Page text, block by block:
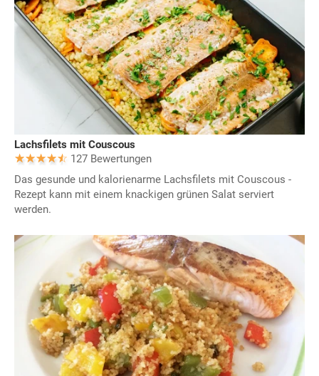
Lachsfilets mit Couscous
127 Bewertungen
Das gesunde und kalorienarme Lachsfilets mit Couscous -
Rezept kann mit einem knackigen grünen Salat serviert
werden.